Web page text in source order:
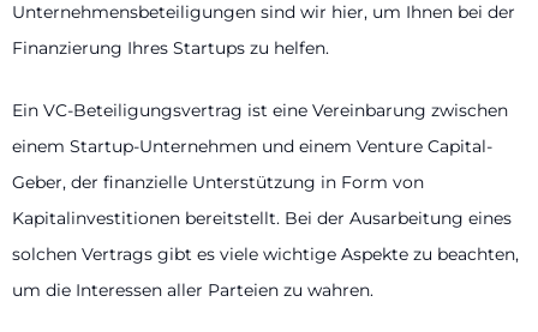
Unternehmensbeteiligungen sind wir hier, um Ihnen bei der
Finanzierung Ihres Startups zu helfen.
Ein VC-Beteiligungsvertrag ist eine Vereinbarung zwischen
einem Startup-Unternehmen und einem Venture Capital-
Geber, der finanzielle Unterstützung in Form von
Kapitalinvestitionen bereitstellt. Bei der Ausarbeitung eines
solchen Vertrags gibt es viele wichtige Aspekte zu beachten,
um die Interessen aller Parteien zu wahren.